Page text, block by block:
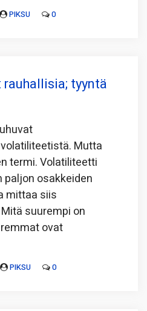
PIKSU 0
tyyntä
Mutta
termi. Volatiliteetti
osakkeiden
mittaa siis
suurempi on
ovat
PIKSU 0